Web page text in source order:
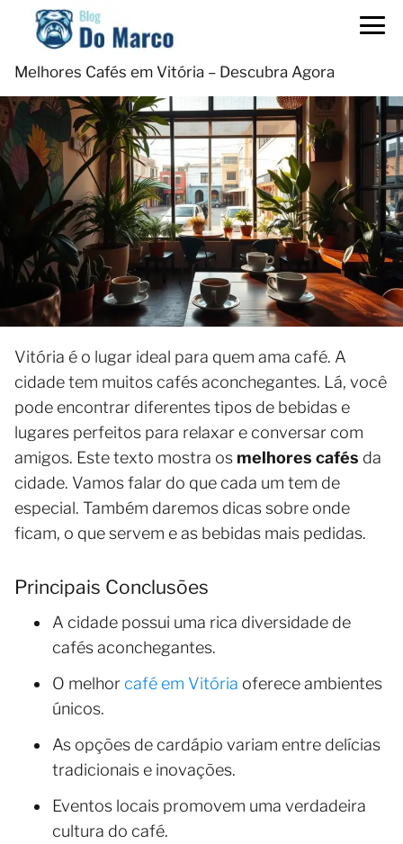
Melhores Cafés em Vitória – Descubra Agora
Vitória é o lugar ideal para quem ama café. A
cidade tem muitos cafés aconchegantes. Lá, você
pode encontrar diferentes tipos de bebidas e
lugares perfeitos para relaxar e conversar com
amigos. Este texto mostra os melhores cafés da
cidade. Vamos falar do que cada um tem de
especial. Também daremos dicas sobre onde
ficam, o que servem e as bebidas mais pedidas.
Principais Conclusões
A cidade possui uma rica diversidade de
cafés aconchegantes.
O melhor café em Vitória oferece ambientes
únicos.
As opções de cardápio variam entre delícias
tradicionais e inovações.
Eventos locais promovem uma verdadeira
cultura do café.